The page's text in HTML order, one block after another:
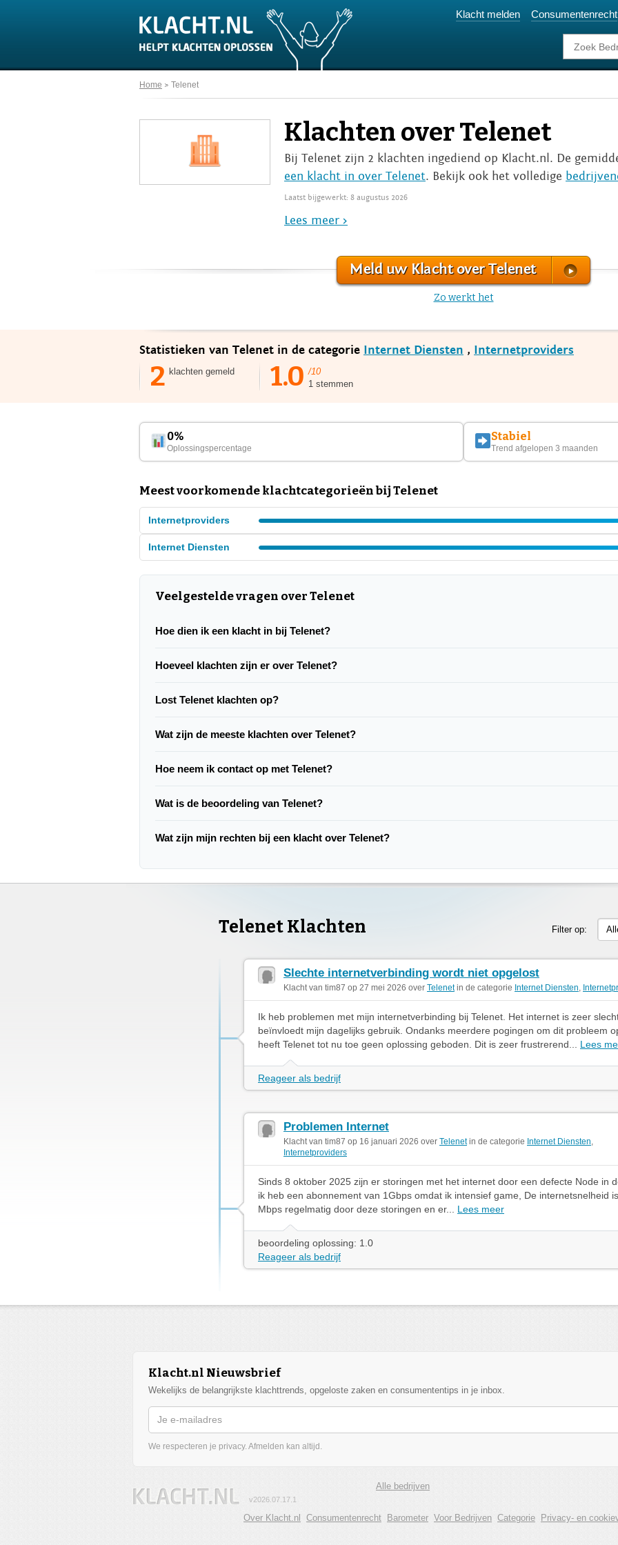
Klacht melden Consumentenrecht
Home Telenet
Klachten over Telenet
Bij Telenet zijn 2 klachten ingediend op Klacht.nl. De
een klacht in over Telenet. Bekijk ook het volledige
Laatst bijgewerkt: 8 augustus 2026
Lees meer >
Meld uw Klacht over Telenet
Zo werkt het
Statistieken van Telenet in de categorie Internet Diensten , Internetproviders
2 klachten gemeld 1.0 /10
1 stemmen
0%
Oplossingspercentage
Stabiel
Trend afgelopen 3 maanden
Meest voorkomende klachtcategorieën bij Telenet
Internetproviders
Internet Diensten
Veelgestelde vragen over Telenet
Hoe dien ik een klacht in bij Telenet?
Hoeveel klachten zijn er over Telenet?
Lost Telenet klachten op?
Wat zijn de meeste klachten over Telenet?
Hoe neem ik contact op met Telenet?
Wat is de beoordeling van Telenet?
Wat zijn mijn rechten bij een klacht over Telenet?
Telenet Klachten Filter op:
Slechte internetverbinding wordt niet opgelost
Klacht van tim87 op 27 mei 2026 over Telenetin de categorie Internet Diensten,
Ik heb problemen met mijn internetverbinding bij Telenet. Het internet is zeer
beïnvloedt mijn dagelijks gebruik. Ondanks meerdere pogingen om dit probleem
heeft Telenet tot nu toe geen oplossing geboden. Dit is zeer frustrerend... Lees
Reageer als bedrijf
Problemen Internet
Klacht van tim87 op 16 januari 2026 over Telenetin de categorie Internet Diensten,
Internetproviders
Sinds 8 oktober 2025 zijn er storingen met het internet door een defecte Node in
ik heb een abonnement van 1Gbps omdat ik intensief game, De internetsnelheid
Mbps regelmatig door deze storingen en er... Lees meer
beoordeling oplossing: 1.0
Reageer als bedrijf
Klacht.nl Nieuwsbrief
Wekelijks de belangrijkste klachttrends, opgeloste zaken en consumententips in je inbox.
We respecteren je privacy. Afmelden kan altijd.
Alle bedrijven
v2026.07.17.1
Over Klacht.nl Consumentenrecht Barometer Voor Bedrijven Categorie Privacy- en